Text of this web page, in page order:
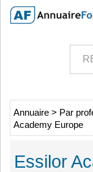
Annuaire > Par
Academy Europe
Essilor